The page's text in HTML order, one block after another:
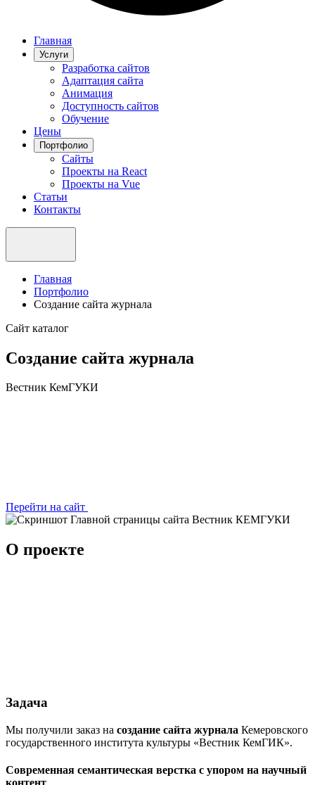
Главная
Услуги
Разработка сайтов
Адаптация сайта
Анимация
Доступность сайтов
Обучение
Цены
Портфолио
Сайты
Проекты на React
Проекты на Vue
Статьи
Контакты
Главная
Портфолио
Создание сайта журнала
Сайт каталог
Создание сайта журнала
Вестник КемГУКИ
Перейти на сайт
О проекте
Задача
Мы получили заказ на создание сайта журнала Кемеровского
государственного института культуры «Вестник КемГИК».
Современная семантическая верстка с упором на научный
контент